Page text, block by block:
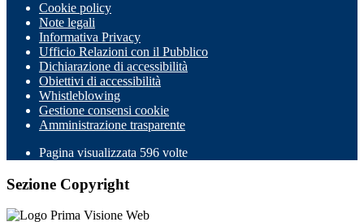
Cookie policy
Note legali
Informativa Privacy
Ufficio Relazioni con il Pubblico
Dichiarazione di accessibilità
Obiettivi di accessibilità
Whistleblowing
Gestione consensi cookie
Amministrazione trasparente
Pagina visualizzata 596 volte
Sezione Copyright